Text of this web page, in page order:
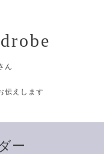
ん
伝えします
ー